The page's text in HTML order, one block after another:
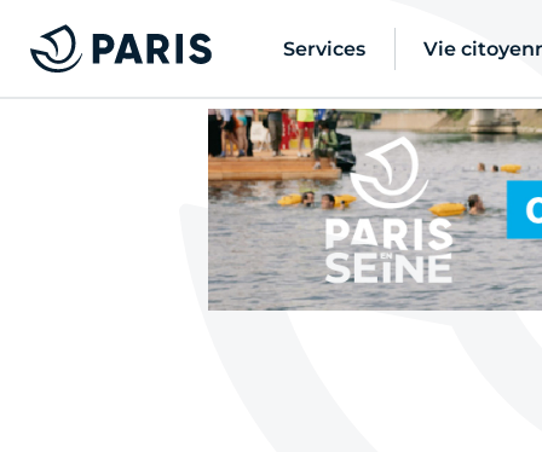
Services Vie